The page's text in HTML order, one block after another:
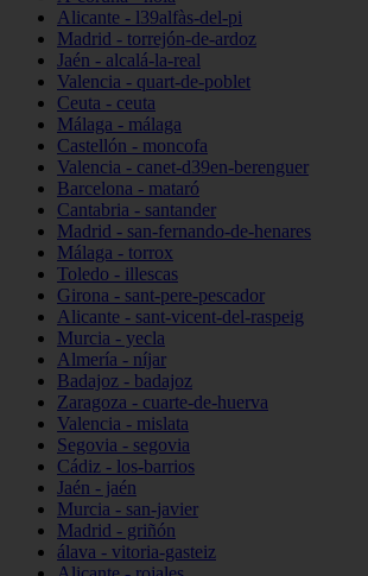
Alicante - l39alfàs-del-pi
Madrid - torrejón-de-ardoz
Jaén - alcalá-la-real
Valencia - quart-de-poblet
Ceuta - ceuta
Málaga - málaga
Castellón - moncofa
Valencia - canet-d39en-berenguer
Barcelona - mataró
Cantabria - santander
Madrid - san-fernando-de-henares
Málaga - torrox
Toledo - illescas
Girona - sant-pere-pescador
Alicante - sant-vicent-del-raspeig
Murcia - yecla
Almería - níjar
Badajoz - badajoz
Zaragoza - cuarte-de-huerva
Valencia - mislata
Segovia - segovia
Cádiz - los-barrios
Jaén - jaén
Murcia - san-javier
Madrid - griñón
álava - vitoria-gasteiz